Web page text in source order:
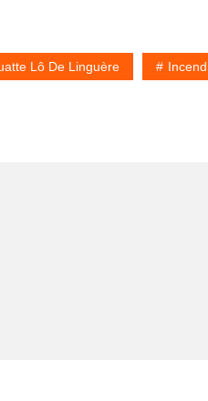
Lô De Linguère